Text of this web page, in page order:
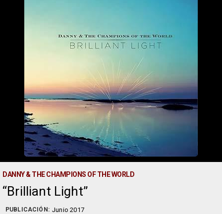
DANNY & THE CHAMPIONS OF THE WORLD
Brilliant Light
PUBLICACIÓN: Junio 2017